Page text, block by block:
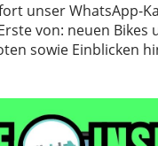
unser WhatsApp-
von: neuen Bikes
sowie Einblicken